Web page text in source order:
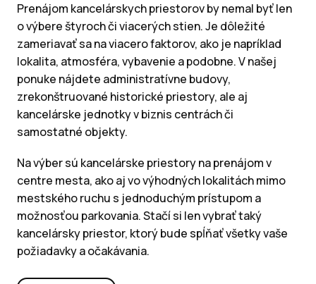
Prenájom kancelárskych priestorov by nemal byť len
o výbere štyroch či viacerých stien. Je dôležité
zameriavať sa na viacero faktorov, ako je napríklad
lokalita, atmosféra, vybavenie a podobne. V našej
ponuke nájdete administratívne budovy,
zrekonštruované historické priestory, ale aj
kancelárske jednotky v biznis centrách či
samostatné objekty.
Na výber sú kancelárske priestory na prenájom v
centre mesta, ako aj vo výhodných lokalitách mimo
mestského ruchu s jednoduchým prístupom a
možnosťou parkovania. Stačí si len vybrať taký
kancelársky priestor, ktorý bude spĺňať všetky vaše
požiadavky a očakávania.